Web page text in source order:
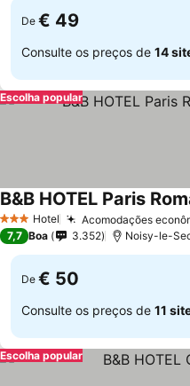
De € 49
Consulte os preços de 14
Escolha popular
3 EstrelasHotel Acomodações
B&B HOTEL Paris
7,7 Boa 3.352 Noisy-le-
De € 50
Consulte os preços de 11
Escolha popular